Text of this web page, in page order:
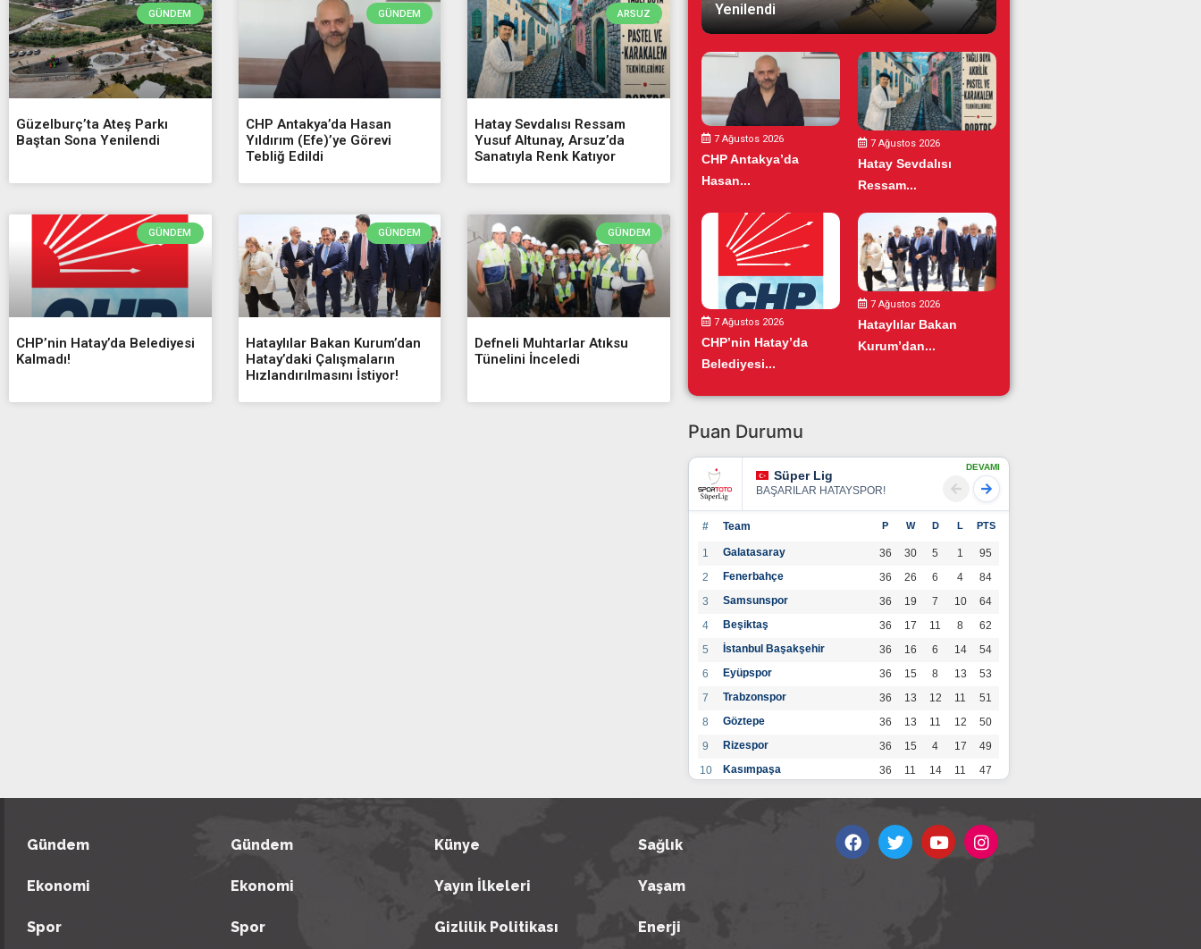
GÜNDEM
Güzelburç’ta Ateş Parkı
Baştan Sona Yenilendi
GÜNDEM
CHP Antakya’da Hasan
Yıldırım (Efe)’ye Görevi
Tebliğ Edildi
ARSUZ
Hatay Sevdalısı Ressam
Yusuf Altunay, Arsuz’da
Sanatıyla Renk Katıyor
GÜNDEM
CHP’nin Hatay’da Belediyesi
Kalmadı!
GÜNDEM
Hataylılar Bakan Kurum’dan
Hatay’daki Çalışmaların
Hızlandırılmasını İstiyor!
GÜNDEM
Defneli Muhtarlar Atıksu
Tünelini İnceledi
Yenilendi
7 Ağustos 2026
CHP Antakya’da
Hasan...
7 Ağustos 2026
Hatay Sevdalısı
Ressam...
7 Ağustos 2026
CHP’nin Hatay’da
Belediyesi...
7 Ağustos 2026
Hataylılar Bakan
Kurum’dan...
Puan Durumu
Süper Lig
BAŞARILAR HATAYSPOR!
DEVAMI
# Team P W D L PTS
1 Galatasaray 36 30 5 1
95
2
Fenerbahçe 36 26 6 4
84
3
Samsunspor 36 19 7 10
64
4
Beşiktaş 36 17 11 8
62
5
İstanbul Başakşehir 36 16 6 14
54
6
Eyüpspor 36 15 8 13
53
7
Trabzonspor 36 13 12 11
51
8
Göztepe 36 13 11 12
50
9
Rizespor 36 15 4 17
49
10
Kasımpaşa 36 11 14 11
47
36 12 9 15
45
Gündem
Ekonomi
Spor
Gündem
Ekonomi
Spor
Künye
Yayın İlkeleri
Gizlilik Politikası
Sağlık
Yaşam
Enerji